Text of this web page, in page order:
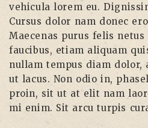
vehicula lorem eu.
Cursus dolor nam donec
Maecenas purus felis
faucibus, etiam aliquam
nullam tempus diam dolor,
ut lacus. Non odio in,
proin, sit ut at elit nam
mi enim. Sit arcu turpis